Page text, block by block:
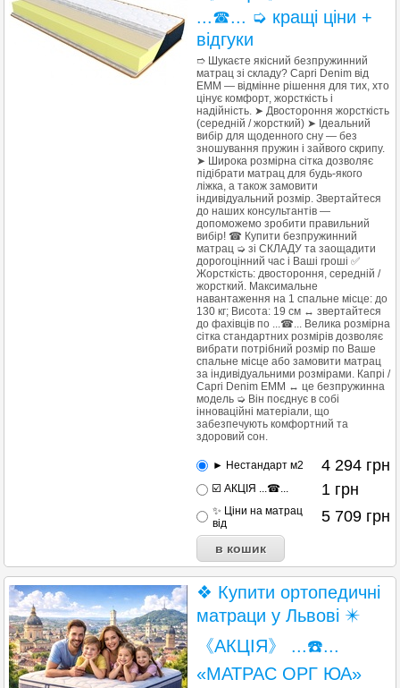
...☎... ➭ кращі ціни +
відгуки
➱ Шукаєте якісний безпружинний
матрац зі складу? Capri Denim від
ЕММ — відмінне рішення для тих, хто
цінує комфорт, жорсткість і
надійність. ➤ Двостороння жорсткість
(середній / жорсткий) ➤ Ідеальний
вибір для щоденного сну — без
зношування пружин і зайвого скрипу.
➤ Широка розмірна сітка дозволяє
підібрати матрац для будь-якого
ліжка, а також замовити
індивідуальний розмір. Звертайтеся
до наших консультантів —
допоможемо зробити правильний
вибір! ☎ Купити безпружинний
матрац ➭ зі СКЛАДУ та заощадити
дорогоцінний час і Ваші гроші ✅
Жорсткість: двостороння, середній /
жорсткий. Максимальне
навантаження на 1 спальне місце: до
130 кг; Висота: 19 см ↔ звертайтеся
до фахівців по ...☎... Велика розмірна
сітка стандартних розмірів дозволяє
вибрати потрібний розмір по Ваше
спальне місце або замовити матрац
за індивідуальними розмірами. Капрі /
Capri Denim ЕММ ↔ це безпружинна
модель ➭ Він поєднує в собі
інноваційні матеріали, що
забезпечують комфортний та
здоровий сон.
► Нестандарт м2 4 294 грн
☑️ АКЦІЯ ...☎... 1 грн
✨ Ціни на матрац
від
5 709 грн
❖ Купити ортопедичні
матраци у Львові ✴️
《АКЦІЯ》 ...☎️...
«МАТРАС ОРГ ЮА»